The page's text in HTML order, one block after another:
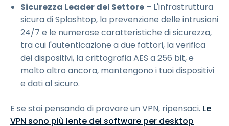
Sicurezza Leader del Settore – L'infrastruttura
sicura di Splashtop, la prevenzione delle intrusioni
24/7 e le numerose caratteristiche di sicurezza,
tra cui l'autenticazione a due fattori, la verifica
dei dispositivi, la crittografia AES a 256 bit, e
molto altro ancora, mantengono i tuoi dispositivi
e dati al sicuro.
E se stai pensando di provare un VPN, ripensaci. Le
VPN sono più lente del software per desktop